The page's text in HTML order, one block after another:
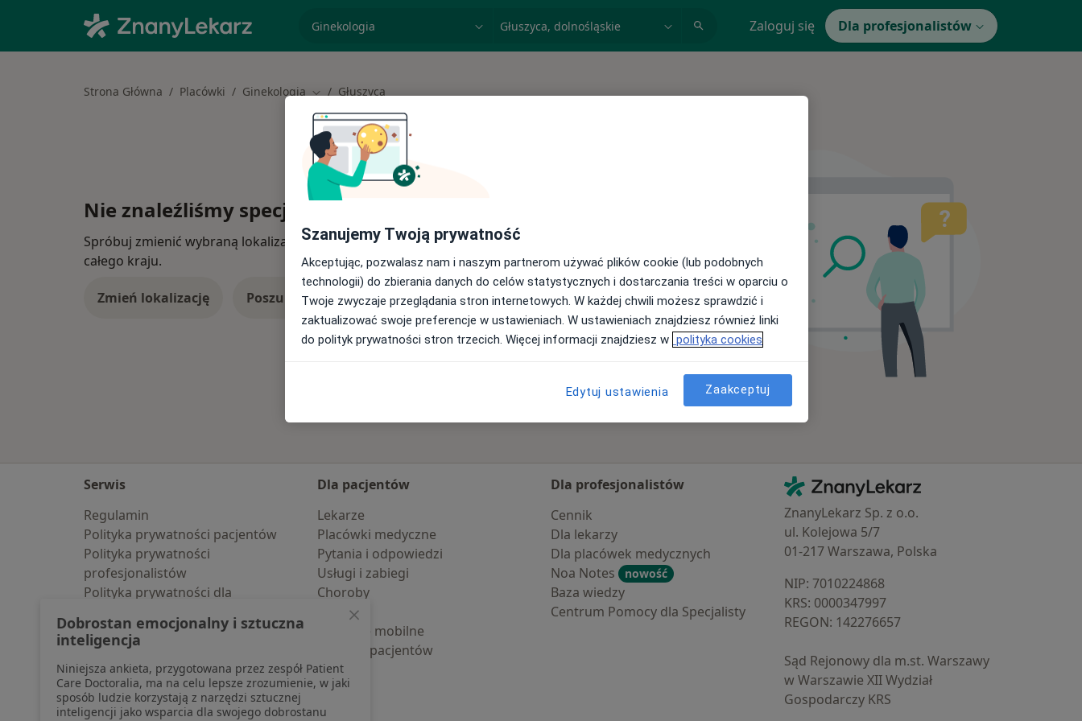
miasto lub dzielnica Zaloguj się Dla profesjonalistów
Strona Główna Placówki Ginekologia Zmień miasto
Głuszyca
Nie znaleźliśmy specjalistów spełniających podane kryteria
Spróbuj zmienić wybraną lokalizację lub wypróbuj konsultacje online ze specjalistami z
całego kraju.
Zmień lokalizację Poszukaj konsultacji online
Serwis
Regulamin
Polityka prywatności pacjentów
Polityka prywatności
profesjonalistów
Polityka prywatności dla
pozyskaliśmy samodzielnie
Polityka cookies
Jak działają wyniki wyszukiwania
Dostępność
O nas
Dla pacjentów
Lekarze
Placówki medyczne
Pytania i odpowiedzi
Usługi i zabiegi
Choroby
Pomoc
Aplikacje mobilne
Blog dla pacjentów
Dla profesjonalistów
Cennik
Dla lekarzy
Dla placówek medycznych
Noa Notes
nowość
Baza wiedzy
Centrum Pomocy dla Specjalisty
Kontakt
ZnanyLekarz - Strona główna
ZnanyLekarz Sp. z o.o.
ul. Kolejowa 5/7
01-217 Warszawa, Polska
NIP: ⁠7010224868
KRS: ⁠0000347997
REGON: ⁠142276657
Sąd Rejonowy dla m.st. Warszawy
w Warszawie XII Wydział
Gospodarczy KRS
Szanujemy Twoją prywatność
Akceptując, pozwalasz nam i naszym partnerom używać plików cookie (lub podobnych
technologii) do zbierania danych do celów statystycznych i dostarczania treści w oparciu o
Twoje zwyczaje przeglądania stron internetowych. W każdej chwili możesz sprawdzić i
zaktualizować swoje preferencje w ustawieniach. W ustawieniach znajdziesz również linki
do polityk prywatności stron trzecich. Więcej informacji znajdziesz w polityka cookies
Edytuj ustawienia Zaakceptuj
Dobrostan emocjonalny i sztuczna
inteligencja
Niniejsza ankieta, przygotowana przez zespół Patient
Care Doctoralia, ma na celu lepsze zrozumienie, w jaki
sposób ludzie korzystają z narzędzi sztucznej
inteligencji jako wsparcia dla swojego dobrostanu